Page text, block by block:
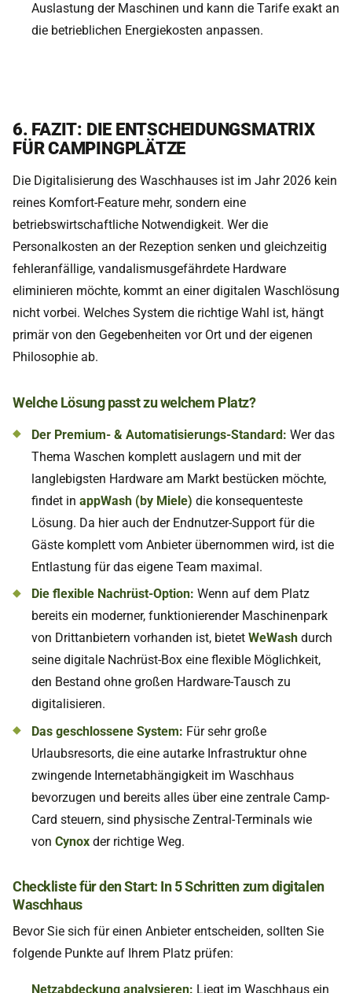
Auslastung der Maschinen und kann die Tarife exakt an
die betrieblichen Energiekosten anpassen.
6. FAZIT: DIE ENTSCHEIDUNGSMATRIX
FÜR CAMPINGPLÄTZE
Die Digitalisierung des Waschhauses ist im Jahr 2026 kein
reines Komfort-Feature mehr, sondern eine
betriebswirtschaftliche Notwendigkeit. Wer die
Personalkosten an der Rezeption senken und gleichzeitig
fehleranfällige, vandalismusgefährdete Hardware
eliminieren möchte, kommt an einer digitalen Waschlösung
nicht vorbei. Welches System die richtige Wahl ist, hängt
primär von den Gegebenheiten vor Ort und der eigenen
Philosophie ab.
Welche Lösung passt zu welchem Platz?
Der Premium- & Automatisierungs-Standard: Wer das
Thema Waschen komplett auslagern und mit der
langlebigsten Hardware am Markt bestücken möchte,
findet in appWash (by Miele) die konsequenteste
Lösung. Da hier auch der Endnutzer-Support für die
Gäste komplett vom Anbieter übernommen wird, ist die
Entlastung für das eigene Team maximal.
Die flexible Nachrüst-Option: Wenn auf dem Platz
bereits ein moderner, funktionierender Maschinenpark
von Drittanbietern vorhanden ist, bietet WeWash durch
seine digitale Nachrüst-Box eine flexible Möglichkeit,
den Bestand ohne großen Hardware-Tausch zu
digitalisieren.
Das geschlossene System: Für sehr große
Urlaubsresorts, die eine autarke Infrastruktur ohne
zwingende Internetabhängigkeit im Waschhaus
bevorzugen und bereits alles über eine zentrale Camp-
Card steuern, sind physische Zentral-Terminals wie
von Cynox der richtige Weg.
Checkliste für den Start: In 5 Schritten zum digitalen
Waschhaus
Bevor Sie sich für einen Anbieter entscheiden, sollten Sie
folgende Punkte auf Ihrem Platz prüfen:
Netzabdeckung analysieren: Liegt im Waschhaus ein